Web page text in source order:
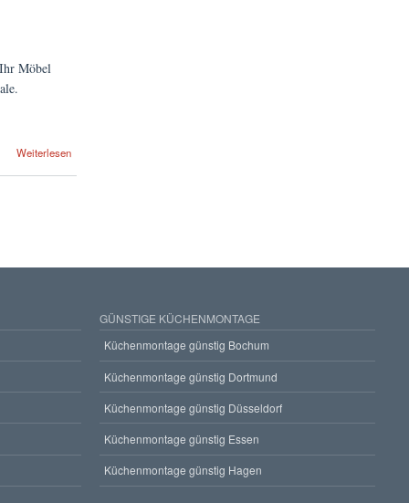
Möbel
Weiterlesen
GÜNSTIGE KÜCHENMONTAGE
Küchenmontage günstig Bochum
Küchenmontage günstig Dortmund
Küchenmontage günstig Düsseldorf
Küchenmontage günstig Essen
Küchenmontage günstig Hagen